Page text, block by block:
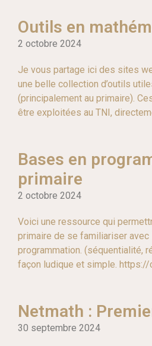
Outils en
2 octobre 2024
Je vous partage ici des sites
une belle collection d’outils
(principalement au primaire).
être exploitées au TNI,
Bases en
primaire
2 octobre 2024
Voici une ressource qui
primaire de se familiariser
programmation. (séquentialité,
façon ludique et simple.
Netmath :
30 septembre 2024